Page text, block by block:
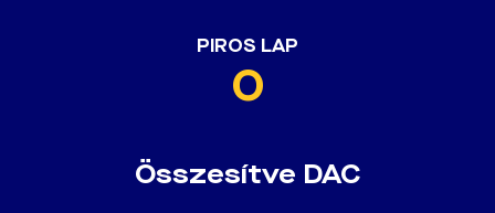
PIROS LAP
0
Összesítve DAC